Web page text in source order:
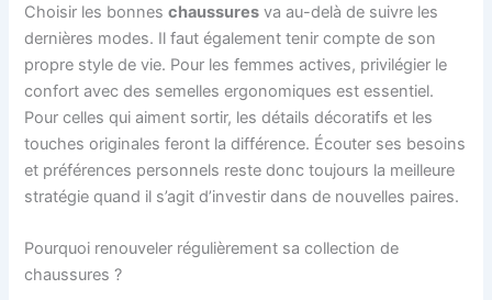
Choisir les bonneschaussures va au-delà de suivre les
dernières modes. Il faut également tenir compte de son
propre style de vie. Pour les femmes actives, privilégier le
confort avec des semelles ergonomiques est essentiel.
Pour celles qui aiment sortir, les détails décoratifs et les
touches originales feront la différence. Écouter ses besoins
et préférences personnels reste donc toujours la meilleure
stratégie quand il s’agit d’investir dans de nouvelles paires.
Pourquoi renouveler régulièrement sa collection de
chaussures ?